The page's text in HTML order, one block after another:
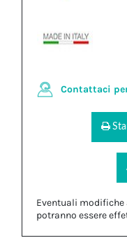
Contattaci
Eventuali
potranno essere